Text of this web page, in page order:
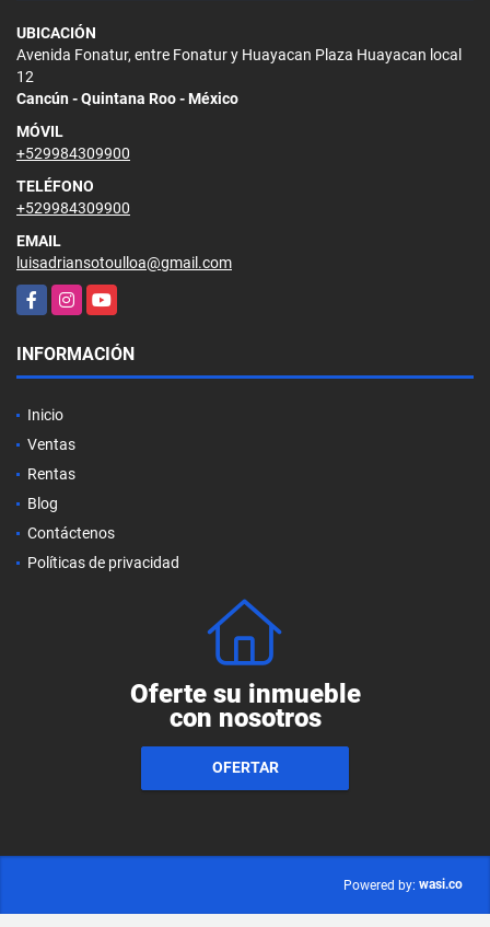
UBICACIÓN
Avenida Fonatur, entre Fonatur y Huayacan Plaza Huayacan local
12
Cancún - Quintana Roo - México
MÓVIL
+529984309900
TELÉFONO
+529984309900
EMAIL
luisadriansotoulloa@gmail.com
FacebookInstagramYouTube
INFORMACIÓN
Inicio
Ventas
Rentas
Blog
Contáctenos
Políticas de privacidad
Oferte su inmueble
con nosotros
OFERTAR
Powered by: wasi.co